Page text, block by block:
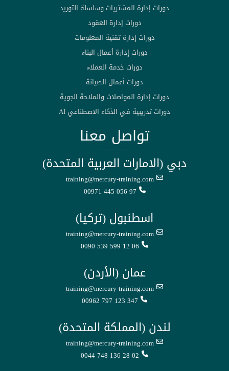
دورات إدارة المشتريات وسلسلة التوريد
دورات إدارة العقود
دورات إدارة تقنية المعلومات
دورات إدارة أعمال البناء
دورات خدمة العملاء
دورات أعمال الصيانة
دورات إدارة المواصلات والملاحة الجوية
دورات تدريبية في الذكاء الاصطناعي AI
تواصل معنا
دبي (الامارات العربية المتحدة)
training@mercury-training.com
00971 445 056 97
اسطنبول (تركيا)
training@mercury-training.com
0090 539 599 12 06
عمان (الأردن)
training@mercury-training.com
00962 797 123 347
لندن (المملكة المتحدة)
training@mercury-training.com
0044 748 136 28 02